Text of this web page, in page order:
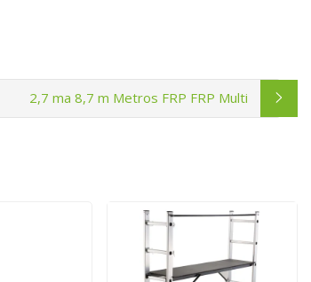
2,7 ma 8,7 m Metros FRP FRP Multi